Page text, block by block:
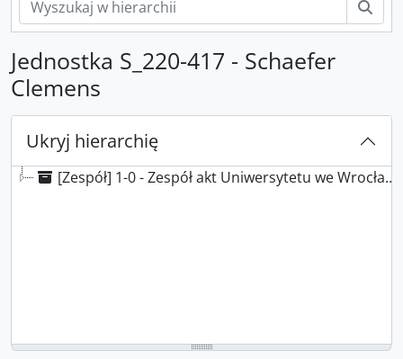
Jednostka S_220-417 - Schaefer
Clemens
Ukryj hierarchię
[Zespół] 1-0 - Zespół akt Uniwersytetu we Wrocławiu z lat 1811-1945